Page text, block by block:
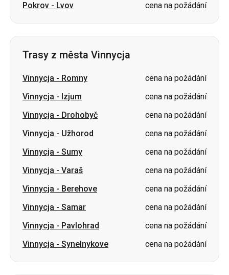
Pokrov - Lvov cena na požádání
Trasy z města Vinnycja
Vinnycja - Romny
cena na požádání
Vinnycja - Izjum
cena na požádání
Vinnycja - Drohobyč
cena na požádání
Vinnycja - Užhorod
cena na požádání
Vinnycja - Sumy
cena na požádání
Vinnycja - Varaš
cena na požádání
Vinnycja - Berehove
cena na požádání
Vinnycja - Samar
cena na požádání
Vinnycja - Pavlohrad
cena na požádání
Vinnycja - Synelnykove cena na požádání